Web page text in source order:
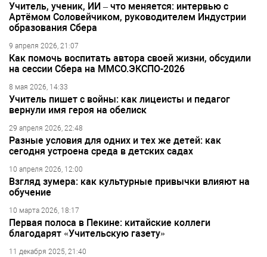
Учитель, ученик, ИИ – что меняется: интервью с
Артёмом Соловейчиком, руководителем Индустрии
образования Сбера
9 апреля 2026, 21:07
Как помочь воспитать автора своей жизни, обсудили
на сессии Сбера на ММСО.ЭКСПО-2026
8 мая 2026, 14:33
Учитель пишет с войны: как лицеисты и педагог
вернули имя героя на обелиск
29 апреля 2026, 22:48
Разные условия для одних и тех же детей: как
сегодня устроена среда в детских садах
10 апреля 2026, 12:00
Взгляд зумера: как культурные привычки влияют на
обучение
10 марта 2026, 18:17
Первая полоса в Пекине: китайские коллеги
благодарят «Учительскую газету»
11 декабря 2025, 21:40